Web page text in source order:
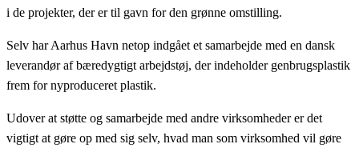
i de projekter, der er til gavn for den grønne omstilling.
Selv har Aarhus Havn netop indgået et samarbejde med en dansk
leverandør af bæredygtigt arbejdstøj, der indeholder genbrugsplastik
frem for nyproduceret plastik.
Udover at støtte og samarbejde med andre virksomheder er det
vigtigt at gøre op med sig selv, hvad man som virksomhed vil gøre